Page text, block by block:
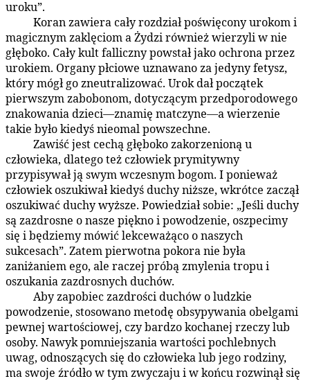
uroku”.
Koran zawiera cały rozdział poświęcony urokom i
magicznym zaklęciom a Żydzi również wierzyli w nie
głęboko. Cały kult falliczny powstał jako ochrona przez
urokiem. Organy płciowe uznawano za jedyny fetysz,
który mógł go zneutralizować. Urok dał początek
pierwszym zabobonom, dotyczącym przedporodowego
znakowania dzieci—znamię matczyne—a wierzenie
takie było kiedyś nieomal powszechne.
Zawiść jest cechą głęboko zakorzenioną u
człowieka, dlatego też człowiek prymitywny
przypisywał ją swym wczesnym bogom. I ponieważ
człowiek oszukiwał kiedyś duchy niższe, wkrótce zaczął
oszukiwać duchy wyższe. Powiedział sobie: „Jeśli duchy
są zazdrosne o nasze piękno i powodzenie, oszpecimy
się i będziemy mówić lekceważąco o naszych
sukcesach”. Zatem pierwotna pokora nie była
zaniżaniem ego, ale raczej próbą zmylenia tropu i
oszukania zazdrosnych duchów.
Aby zapobiec zazdrości duchów o ludzkie
powodzenie, stosowano metodę obsypywania obelgami
pewnej wartościowej, czy bardzo kochanej rzeczy lub
osoby. Nawyk pomniejszania wartości pochlebnych
uwag, odnoszących się do człowieka lub jego rodziny,
ma swoje źródło w tym zwyczaju i w końcu rozwinął się